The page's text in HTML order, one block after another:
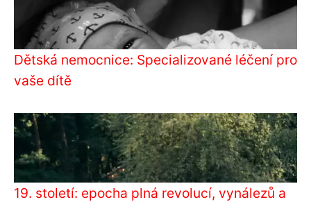
Dětská nemocnice: Specializované léčení pro
vaše dítě
19. století: epocha plná revolucí, vynálezů a